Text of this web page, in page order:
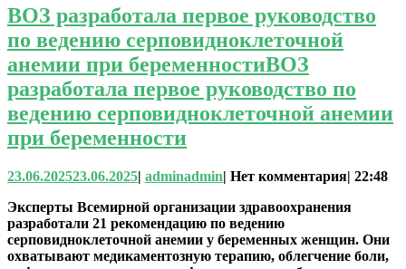
ВОЗ разработала первое руководство
по ведению серповидноклеточной
анемии при беременностиВОЗ
разработала первое руководство по
ведению серповидноклеточной анемии
при беременности
23.06.202523.06.2025| adminadmin| Нет комментария| 22:48
Эксперты Всемирной организации здравоохранения
разработали 21 рекомендацию по ведению
серповидноклеточной анемии у беременных женщин. Они
охватывают медикаментозную терапию, облегчение боли,